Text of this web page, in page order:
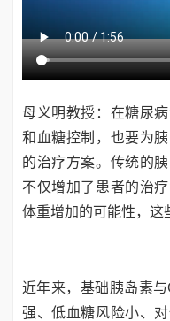
母义明教授：在糖尿
和血糖控制，也要为
的治疗方案。传统的
不仅增加了患者的治
体重增加的可能性，这
近年来，基础胰岛素
强、低血糖风险小、